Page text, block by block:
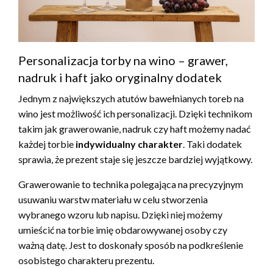
Personalizacja torby na wino – grawer,
nadruk i haft jako oryginalny dodatek
Jednym z największych atutów bawełnianych toreb na
wino jest możliwość ich personalizacji. Dzięki technikom
takim jak grawerowanie, nadruk czy haft możemy nadać
każdej torbie indywidualny charakter. Taki dodatek
sprawia, że prezent staje się jeszcze bardziej wyjątkowy.
Grawerowanie to technika polegająca na precyzyjnym
usuwaniu warstw materiału w celu stworzenia
wybranego wzoru lub napisu. Dzięki niej możemy
umieścić na torbie imię obdarowywanej osoby czy
ważną datę. Jest to doskonały sposób na podkreślenie
osobistego charakteru prezentu.